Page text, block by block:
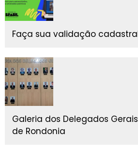
Faça sua validação
Galeria dos Delegados
de Rondonia